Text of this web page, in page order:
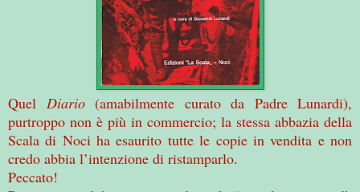
Quel Diario(amabilmente curato da Padre Lunardi),
purtroppo non è più in commercio; la stessa abbazia della
Scala di Noci ha esaurito tutte le copie in vendita e non
credo abbia l’intenzione di ristamparlo.
Peccato!